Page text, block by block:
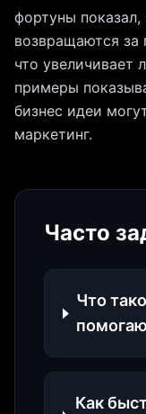
фортуны показал,
возвращаются
что увеличивает
примеры
бизнес идеи
маркетинг.
Часто
Что
Как